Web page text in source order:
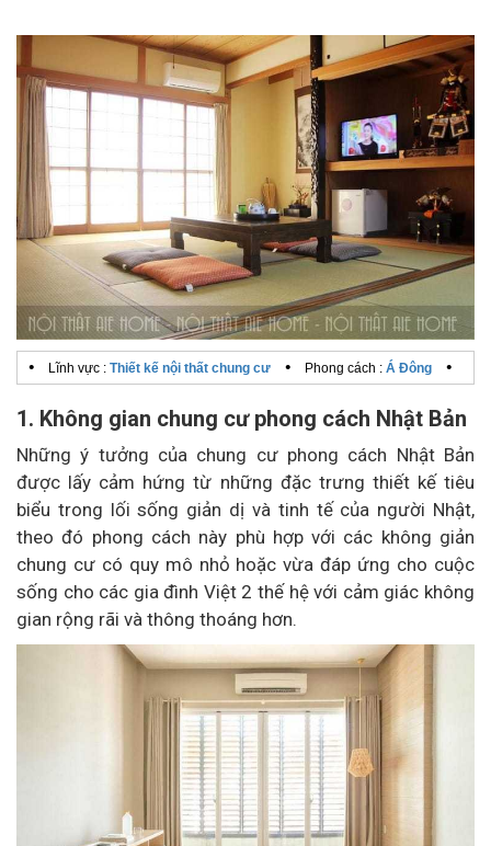
• Lĩnh vực : Thiết kế nội thất chung cư • Phong cách : Á Đông •
1. Không gian chung cư phong cách Nhật Bản
Những ý tưởng của chung cư phong cách Nhật Bản
được lấy cảm hứng từ những đặc trưng thiết kế tiêu
biểu trong lối sống giản dị và tinh tế của người Nhật,
theo đó phong cách này phù hợp với các không giản
chung cư có quy mô nhỏ hoặc vừa đáp ứng cho cuộc
sống cho các gia đình Việt 2 thế hệ với cảm giác không
gian rộng rãi và thông thoáng hơn.